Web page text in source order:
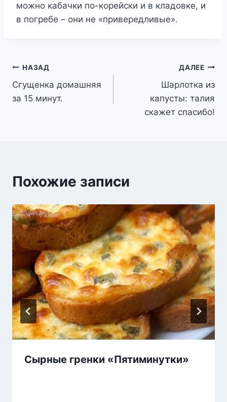
можно кабачки по-корейски и в кладовке, и
в погребе – они не «привередливые».
Навигация
по
НАЗАД
Сгущенка домашняя
за 15 минут.
ДАЛЕЕ
Шарлотка из
капусты: талия
скажет спасибо!
Похожие записи
Сырные гренки «Пятиминутки»